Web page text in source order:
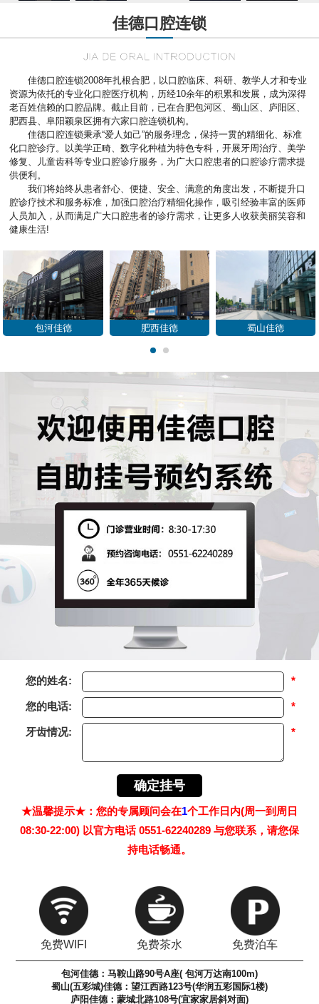
佳德口腔连锁
佳德口腔连锁2008年扎根合肥，以口腔临床、科研、教学人才和专业
资源为依托的专业化口腔医疗机构，历经10余年的积累和发展，成为深得
老百姓信赖的口腔品牌。截止目前，已在合肥包河区、蜀山区、庐阳区、
肥西县、阜阳颖泉区拥有六家口腔连锁机构。
佳德口腔连锁秉承“爱人如己”的服务理念，保持一贯的精细化、标准
化口腔诊疗。以美学正畸、数字化种植为特色专科，开展牙周治疗、美学
修复、儿童齿科等专业口腔诊疗服务，为广大口腔患者的口腔诊疗需求提
供便利。
我们将始终从患者舒心、便捷、安全、满意的角度出发，不断提升口
腔诊疗技术和服务标准，加强口腔治疗精细化操作，吸引经验丰富的医师
人员加入，从而满足广大口腔患者的诊疗需求，让更多人收获美丽笑容和
健康生活!
包河佳德 肥西佳德 蜀山佳德
您的姓名: *
您的电话: *
牙齿情况: *
★温馨提示★：您的专属顾问会在1个工作日内(周一到周日
08:30-22:00) 以官方电话 0551-62240289 与您联系，请您保
持电话畅通。
免费WIFI 免费茶水 免费泊车
包河佳德：马鞍山路90号A座( 包河万达南100m)
蜀山(五彩城)佳德：望江西路123号(华润五彩国际1楼)
庐阳佳德：蒙城北路108号(宜家家居斜对面)